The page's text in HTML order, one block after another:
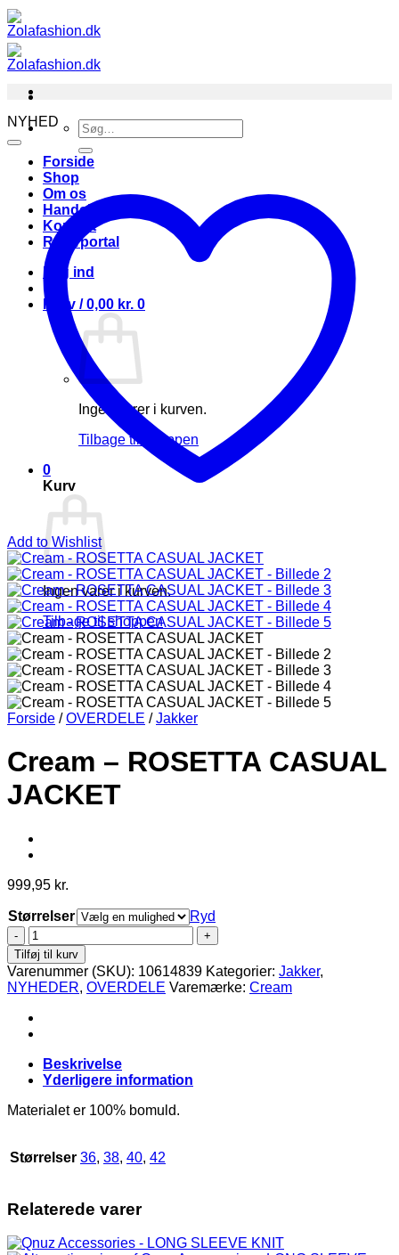
Fortsæt
til
indhold
Søg
efter:
Forside
Shop
Om os
Handelsbetingelser
Kontakt
Returportal
Log ind
Kurv /0,00 kr. 0
Ingen varer i kurven.
Tilbage til shoppen
0
Kurv
Ingen varer i kurven.
Tilbage til shoppen
NYHED
Add to Wishlist
Forside / OVERDELE / Jakker
Cream – ROSETTA CASUAL
JACKET
999,95 kr.
Størrelser
Ryd
Cream
-
ROSETTA
CASUAL
JACKET
antal
Tilføj til kurv
Varenummer (SKU): 10614839 Kategorier: Jakker,
NYHEDER, OVERDELE Varemærke: Cream
Beskrivelse
Yderligere information
Materialet er 100% bomuld.
Størrelser 36, 38, 40, 42
Relaterede varer